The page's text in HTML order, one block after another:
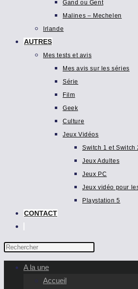
Gand ou Gent
Malines – Mechelen
Irlande
AUTRES
Mes tests et avis
Mes avis sur les séries
Série
Film
Geek
Culture
Jeux Vidéos
Switch 1 et Switch
Jeux Adultes
Jeux PC
Jeux vidéo pour
Playstation 5
CONTACT
TOGGLE
SEARCH
Escape
A la une
Accueil